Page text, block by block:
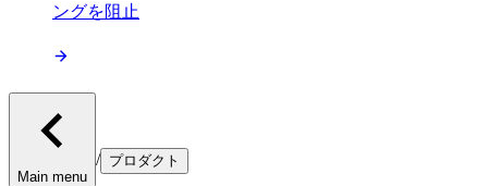
ングを阻止
Main menu
/ プロダクト